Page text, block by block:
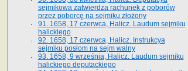
sejmikowa zatwierdza rachunek z poborów
przez poborcę na sejmiku złożony
91. 1658, 17 czerwca, Halicz. Laudum sejmiku
halickiego
92. 1658, 17 czerwca, Halicz. Instrukcya
sejmiku posłom na sejm walny
93. 1658, 9 września, Halicz. Laudum sejmiku
halickiego deputackiego